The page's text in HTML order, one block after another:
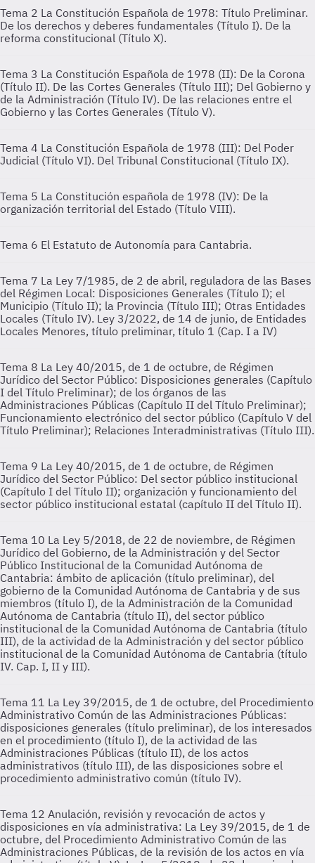
Tema 2 La Constitución Española de 1978: Título Preliminar.
De los derechos y deberes fundamentales (Título I). De la
reforma constitucional (Título X).
Tema 3 La Constitución Española de 1978 (II): De la Corona
(Título II). De las Cortes Generales (Título III); Del Gobierno y
de la Administración (Título IV). De las relaciones entre el
Gobierno y las Cortes Generales (Título V).
Tema 4 La Constitución Española de 1978 (III): Del Poder
Judicial (Título VI). Del Tribunal Constitucional (Título IX).
Tema 5 La Constitución española de 1978 (IV): De la
organización territorial del Estado (Título VIII).
Tema 6 El Estatuto de Autonomía para Cantabria.
Tema 7 La Ley 7/1985, de 2 de abril, reguladora de las Bases
del Régimen Local: Disposiciones Generales (Título I); el
Municipio (Título II); la Provincia (Título III); Otras Entidades
Locales (Título IV). Ley 3/2022, de 14 de junio, de Entidades
Locales Menores, título preliminar, título 1 (Cap. I a IV)
Tema 8 La Ley 40/2015, de 1 de octubre, de Régimen
Jurídico del Sector Público: Disposiciones generales (Capítulo
I del Título Preliminar); de los órganos de las
Administraciones Públicas (Capítulo II del Título Preliminar);
Funcionamiento electrónico del sector público (Capítulo V del
Título Preliminar); Relaciones Interadministrativas (Título III).
Tema 9 La Ley 40/2015, de 1 de octubre, de Régimen
Jurídico del Sector Público: Del sector público institucional
(Capítulo I del Título II); organización y funcionamiento del
sector público institucional estatal (capítulo II del Título II).
Tema 10 La Ley 5/2018, de 22 de noviembre, de Régimen
Jurídico del Gobierno, de la Administración y del Sector
Público Institucional de la Comunidad Autónoma de
Cantabria: ámbito de aplicación (título preliminar), del
gobierno de la Comunidad Autónoma de Cantabria y de sus
miembros (título I), de la Administración de la Comunidad
Autónoma de Cantabria (título II), del sector público
institucional de la Comunidad Autónoma de Cantabria (título
III), de la actividad de la Administración y del sector público
institucional de la Comunidad Autónoma de Cantabria (título
IV. Cap. I, II y III).
Tema 11 La Ley 39/2015, de 1 de octubre, del Procedimiento
Administrativo Común de las Administraciones Públicas:
disposiciones generales (título preliminar), de los interesados
en el procedimiento (título I), de la actividad de las
Administraciones Públicas (título II), de los actos
administrativos (título III), de las disposiciones sobre el
procedimiento administrativo común (título IV).
Tema 12 Anulación, revisión y revocación de actos y
disposiciones en vía administrativa: La Ley 39/2015, de 1 de
octubre, del Procedimiento Administrativo Común de las
Administraciones Públicas, de la revisión de los actos en vía